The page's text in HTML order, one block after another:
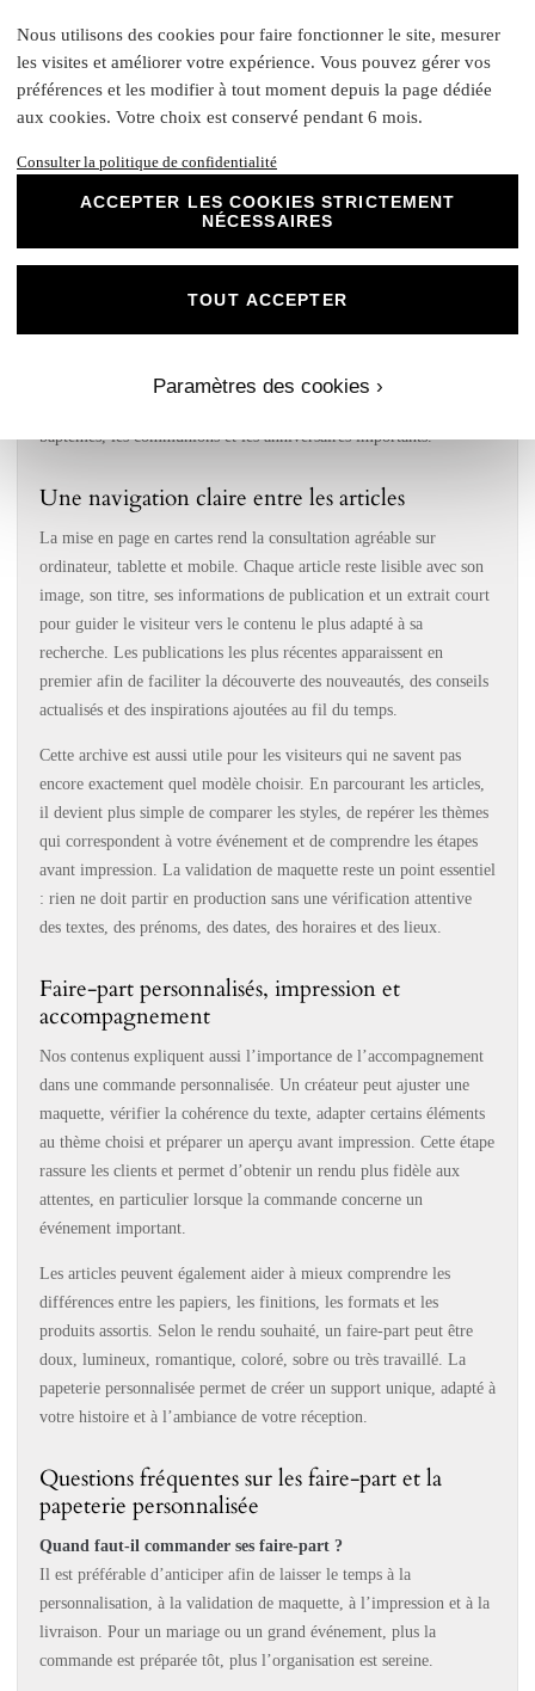
Au-delà du faire-part, la papeterie peut accompagner toute la
célébration. Un menu personnalisé présente le repas sur la table, un
marque-place guide les invités, un plan de table facilite
l’installation, un carton réponse simplifie l’organisation, une
étiquette bouteille habille la décoration et un rond autocollant
contenants. Les articles de cette archive peuvent vous aider à
imaginer une papeterie cohérente du début à la fin.
L’objectif est de garder une continuité visuelle entre l’annonce
illustrations, l’ensemble paraît plus soigné et plus premium. Cette
baptêmes, les communions et les anniversaires importants.
Une navigation claire entre les articles
La mise en page en cartes rend la consultation agréable sur
ordinateur, tablette et mobile. Chaque article reste lisible avec son
image, son titre, ses informations de publication et un extrait court
pour guider le visiteur vers le contenu le plus adapté à sa
recherche. Les publications les plus récentes apparaissent en
premier afin de faciliter la découverte des nouveautés, des conseils
actualisés et des inspirations ajoutées au fil du temps.
Cette archive est aussi utile pour les visiteurs qui ne savent pas
encore exactement quel modèle choisir. En parcourant les articles,
il devient plus simple de comparer les styles, de repérer les thèmes
qui correspondent à votre événement et de comprendre les étapes
avant impression. La validation de maquette reste un point essentiel
: rien ne doit partir en production sans une vérification attentive
des textes, des prénoms, des dates, des horaires et des lieux.
Faire-part personnalisés, impression et
accompagnement
Nos contenus expliquent aussi l’importance de l’accompagnement
dans une commande personnalisée. Un créateur peut ajuster une
maquette, vérifier la cohérence du texte, adapter certains éléments
au thème choisi et préparer un aperçu avant impression. Cette étape
rassure les clients et permet d’obtenir un rendu plus fidèle aux
attentes, en particulier lorsque la commande concerne un
événement important.
Les articles peuvent également aider à mieux comprendre les
différences entre les papiers, les finitions, les formats et les
produits assortis. Selon le rendu souhaité, un faire-part peut être
doux, lumineux, romantique, coloré, sobre ou très travaillé. La
papeterie personnalisée permet de créer un support unique, adapté à
votre histoire et à l’ambiance de votre réception.
Questions fréquentes sur les faire-part et la
papeterie personnalisée
Quand faut-il commander ses faire-part ?
Il est préférable d’anticiper afin de laisser le temps à la
personnalisation, à la validation de maquette, à l’impression et à la
livraison. Pour un mariage ou un grand événement, plus la
commande est préparée tôt, plus l’organisation est sereine.
Nous utilisons des cookies pour faire fonctionner le site, mesurer
les visites et améliorer votre expérience. Vous pouvez gérer vos
préférences et les modifier à tout moment depuis la page dédiée
aux cookies. Votre choix est conservé pendant 6 mois.
Consulter la politique de confidentialité
ACCEPTER LES COOKIES STRICTEMENT
NÉCESSAIRES
Paramètres des cookies ›
TOUT ACCEPTER